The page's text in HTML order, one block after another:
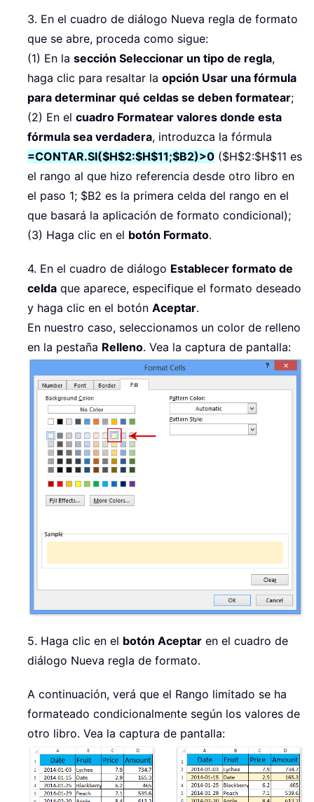
3. En el cuadro de diálogo Nueva regla de formato
que se abre, proceda como sigue:
(1) En la sección Seleccionar un tipo de regla,
haga clic para resaltar la opción Usar una fórmula
para determinar qué celdas se deben formatear;
(2) En el cuadro Formatear valores donde esta
fórmula sea verdadera, introduzca la fórmula
=CONTAR.SI($H$2:$H$11;$B2)>0 ($H$2:$H$11 es
el rango al que hizo referencia desde otro libro en
el paso 1; $B2 es la primera celda del rango en el
que basará la aplicación de formato condicional);
(3) Haga clic en el botón Formato.
4. En el cuadro de diálogo Establecer formato de
celda que aparece, especifique el formato deseado
y haga clic en el botón Aceptar.
En nuestro caso, seleccionamos un color de relleno
en la pestaña Relleno. Vea la captura de pantalla:
5. Haga clic en el botón Aceptar en el cuadro de
diálogo Nueva regla de formato.
A continuación, verá que el Rango limitado se ha
formateado condicionalmente según los valores de
otro libro. Vea la captura de pantalla: